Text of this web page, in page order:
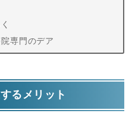
専門のデア
るメリット